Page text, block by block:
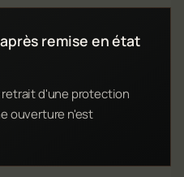
remise en état
d'une protection
ouverture n'est